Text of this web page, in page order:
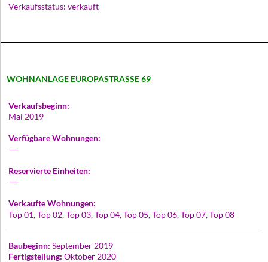
Verkaufsstatus: verkauft
WOHNANLAGE EUROPASTRASSE 69
Verkaufsbeginn:
Mai 2019
Verfügbare Wohnungen:
---
Reservierte Einheiten:
---
Verkaufte Wohnungen:
Top 01, Top 02, Top 03, Top 04, Top 05, Top 06, Top 07, Top 08
Baubeginn: September 2019
Fertigstellung: Oktober 2020